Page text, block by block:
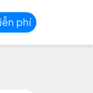
phí